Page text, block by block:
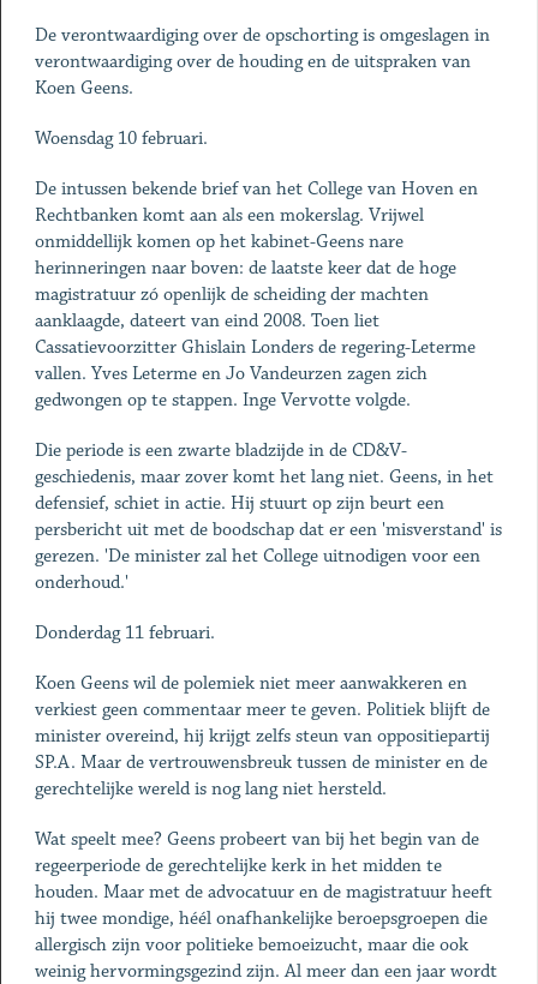
De verontwaardiging over de opschorting is omgeslagen in
verontwaardiging over de houding en de uitspraken van
Koen Geens.
Woensdag 10 februari.
De intussen bekende brief van het College van Hoven en
Rechtbanken komt aan als een mokerslag. Vrijwel
onmiddellijk komen op het kabinet-Geens nare
herinneringen naar boven: de laatste keer dat de hoge
magistratuur zó openlijk de scheiding der machten
aanklaagde, dateert van eind 2008. Toen liet
Cassatievoorzitter Ghislain Londers de regering-Leterme
vallen. Yves Leterme en Jo Vandeurzen zagen zich
gedwongen op te stappen. Inge Vervotte volgde.
Die periode is een zwarte bladzijde in de CD&V-
geschiedenis, maar zover komt het lang niet. Geens, in het
defensief, schiet in actie. Hij stuurt op zijn beurt een
persbericht uit met de boodschap dat er een 'misverstand' is
gerezen. 'De minister zal het College uitnodigen voor een
onderhoud.'
Donderdag 11 februari.
Koen Geens wil de polemiek niet meer aanwakkeren en
verkiest geen commentaar meer te geven. Politiek blijft de
minister overeind, hij krijgt zelfs steun van oppositiepartij
SP.A. Maar de vertrouwensbreuk tussen de minister en de
gerechtelijke wereld is nog lang niet hersteld.
Wat speelt mee? Geens probeert van bij het begin van de
regeerperiode de gerechtelijke kerk in het midden te
houden. Maar met de advocatuur en de magistratuur heeft
hij twee mondige, héél onafhankelijke beroepsgroepen die
allergisch zijn voor politieke bemoeizucht, maar die ook
weinig hervormingsgezind zijn. Al meer dan een jaar wordt